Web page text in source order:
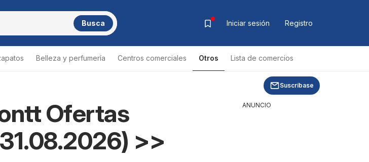
Busca Iniciar sesión Registro
Belleza y perfumería Centros comerciales Otros Lista de comercios
Lista de productosSuscríbase
Ofertas
>>
ANUNCIO